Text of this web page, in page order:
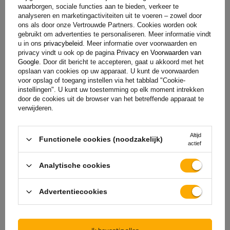
Uw score:
5/5
De inhoud van uw beoordeling
Voeg je eigen productfoto toe:
Uw naam
Uw email
waarborgen, sociale functies aan te bieden, verkeer te
analyseren en marketingactiviteiten uit te voeren – zowel door
ons als door onze Vertrouwde Partners. Cookies worden ook
gebruikt om advertenties te personaliseren. Meer informatie vindt
u in ons privacybeleid. Meer informatie over voorwaarden en
privacy vindt u ook op de pagina Privacy en Voorwaarden van
Google. Door dit bericht te accepteren, gaat u akkoord met het
opslaan van cookies op uw apparaat. U kunt de voorwaarden
voor opslag of toegang instellen via het tabblad "Cookie-
instellingen". U kunt uw toestemming op elk moment intrekken
door de cookies uit de browser van het betreffende apparaat te
verwijderen.
Functionele cookies (noodzakelijk)
Altijd
actief
Analytische cookies
Advertentiecookies